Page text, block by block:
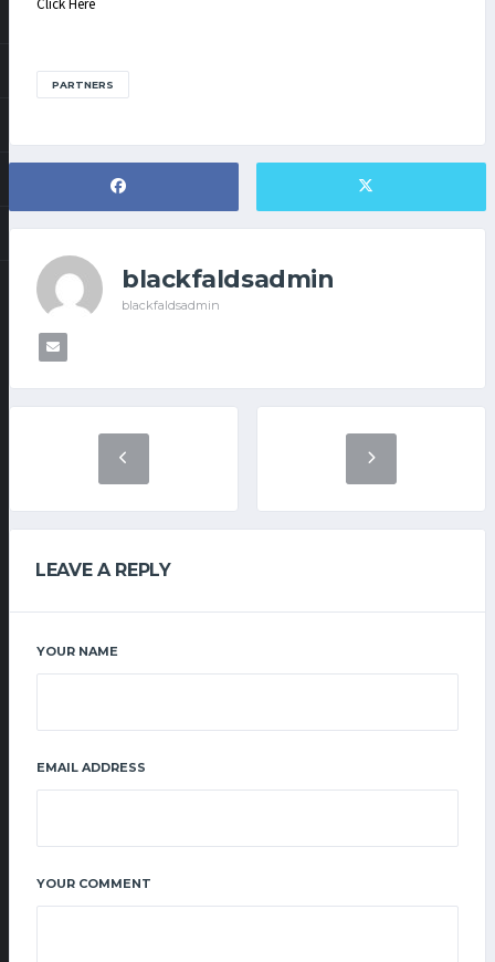
Click Here
PARTNERS
blackfaldsadmin
blackfaldsadmin
LEAVE A REPLY
YOUR NAME
EMAIL ADDRESS
YOUR COMMENT